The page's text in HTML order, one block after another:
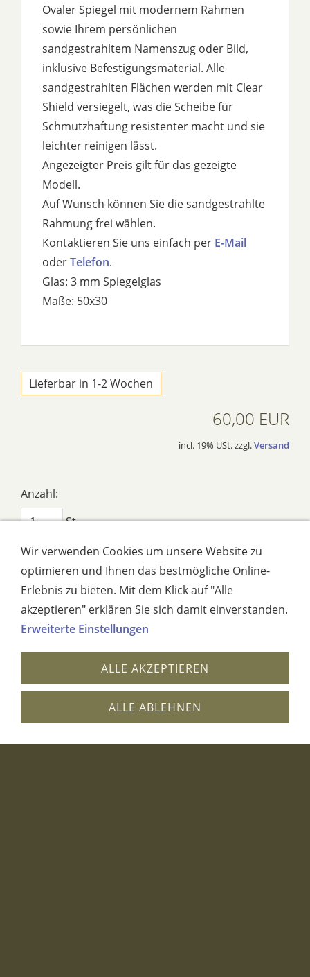
Ovaler Spiegel mit modernem Rahmen
sowie Ihrem persönlichen
sandgestrahltem Namenszug oder Bild,
inklusive Befestigungsmaterial. Alle
sandgestrahlten Flächen werden mit Clear
Shield versiegelt, was die Scheibe für
Schmutzhaftung resistenter macht und sie
leichter reinigen lässt.
Angezeigter Preis gilt für das gezeigte
Modell.
Auf Wunsch können Sie die sandgestrahlte
Rahmung frei wählen.
Kontaktieren Sie uns einfach per E-Mail
oderTelefon.
Glas: 3 mm Spiegelglas
Maße: 50x30
Lieferbar in 1-2 Wochen
60,00 EUR
incl. 19% USt. zzgl.Versand
Anzahl:
St
IN DEN WARENKORB
AUF DEN MERKZETTEL
Dieses Produkt weiterempfehlen
Designbeispiele
Wir verwenden Cookies um unsere Website zu
optimieren und Ihnen das bestmögliche Online-
Erlebnis zu bieten. Mit dem Klick auf "Alle
akzeptieren" erklären Sie sich damit einverstanden.
Erweiterte Einstellungen
ALLE AKZEPTIEREN
ALLE ABLEHNEN